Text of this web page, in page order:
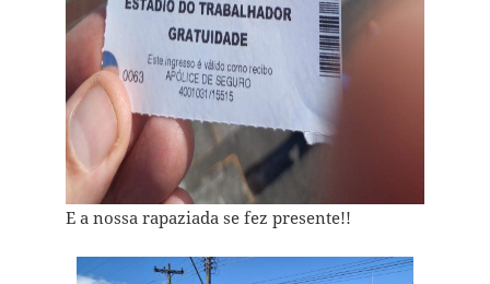
E a nossa rapaziada se fez presente!!